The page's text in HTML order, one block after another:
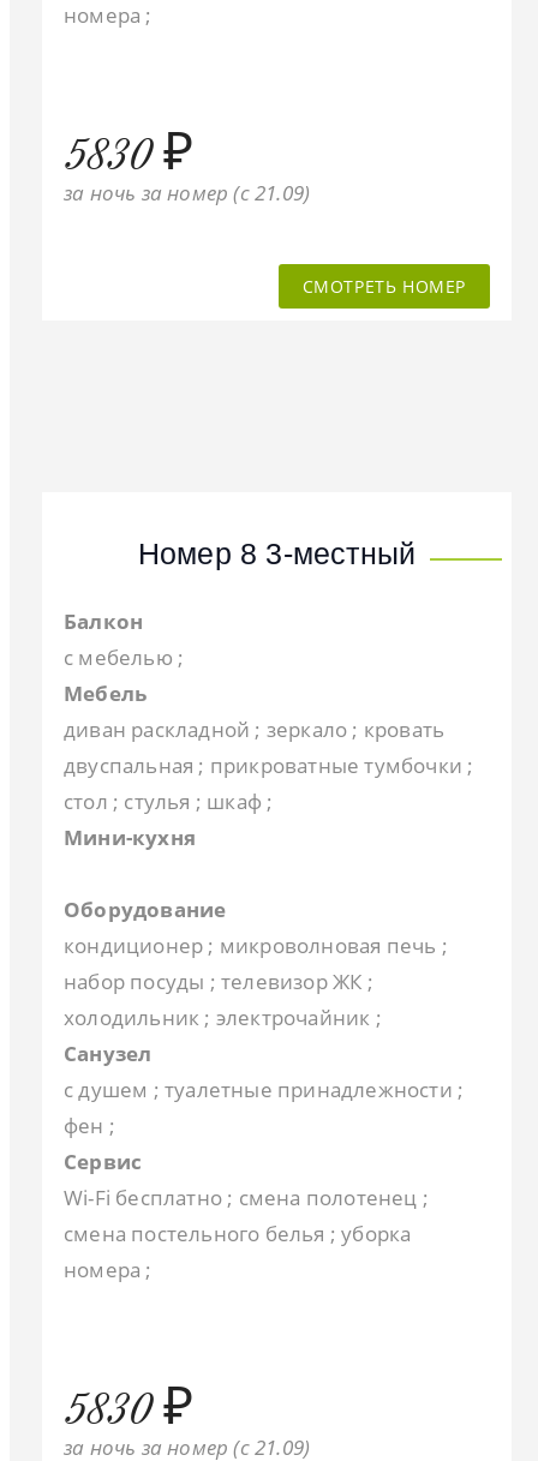
номера ;
5830 ₽
за ночь за номер (c 21.09)
СМОТРЕТЬ НОМЕР
Номер 8 3-местный
Балкон
с мебелью ;
Мебель
диван раскладной ; зеркало ; кровать
двуспальная ; прикроватные тумбочки ;
стол ; стулья ; шкаф ;
Мини-кухня
Оборудование
кондиционер ; микроволновая печь ;
набор посуды ; телевизор ЖК ;
холодильник ; электрочайник ;
Санузел
с душем ; туалетные принадлежности ;
фен ;
Сервис
Wi-Fi бесплатно ; смена полотенец ;
смена постельного белья ; уборка
номера ;
5830 ₽
за ночь за номер (c 21.09)